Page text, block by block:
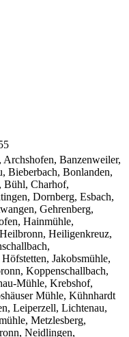
Banzenweiler,
Bieberbach, Bonlanden,
Bühl, Charhof,
Dornberg, Esbach,
Gehrenberg,
Hainmühle,
Heiligenkreuz,
Jakobsmühle,
Koppenschallbach,
Mühle, Krebshof,
Mühle, Kühnhardt
Leiperzell, Lichtenau,
Metzlesberg,
Neidlingen,